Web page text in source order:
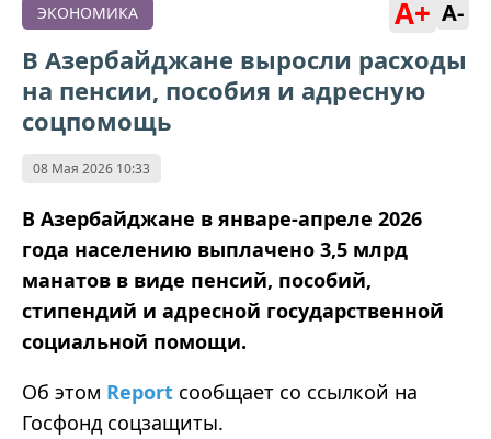
ЭКОНОМИКА A+ A-
В Азербайджане выросли расходы
на пенсии, пособия и адресную
соцпомощь
08 Мая 2026 10:33
В Азербайджане в январе-апреле 2026
года населению выплачено 3,5 млрд
манатов в виде пенсий, пособий,
стипендий и адресной государственной
социальной помощи.
Об этом Report сообщает со ссылкой на
Госфонд соцзащиты.